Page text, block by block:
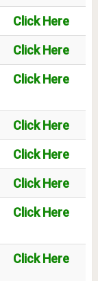
Click Here
Click Here
Click Here
Click Here
Click Here
Click Here
Click Here
Click Here